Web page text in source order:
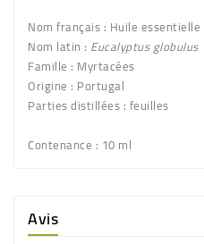
Nom français : Huile
Nom latin : Eucalyptus globulus
Famille : Myrtacées
Origine : Portugal
Parties distillées : feuilles
Contenance : 10 ml
Avis